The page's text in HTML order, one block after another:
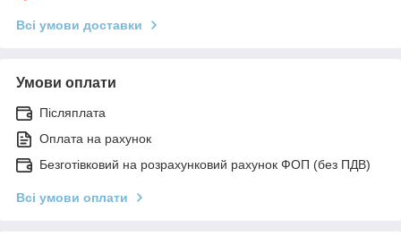
Всі умови доставки
Умови оплати
Післяплата
Оплата на рахунок
Безготівковий на розрахунковий рахунок ФОП (без ПДВ)
Всі умови оплати